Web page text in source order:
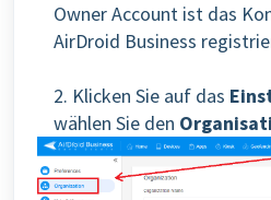
Owner Account ist das
AirDroid Business
2. Klicken Sie auf das
wählen Sie den